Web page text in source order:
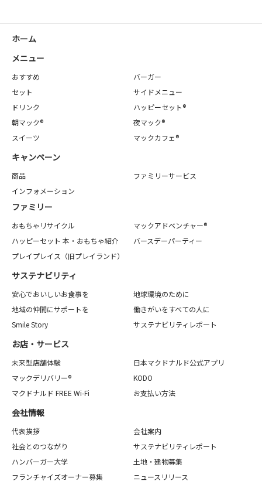
ホーム
メニュー
おすすめ
バーガー
セット
サイドメニュー
ドリンク
ハッピーセット®
朝マック®
夜マック®
スイーツ
マックカフェ®
キャンペーン
商品
ファミリーサービス
インフォメーション
ファミリー
おもちゃリサイクル
マックアドベンチャー®
ハッピーセット 本・おもちゃ紹介
バースデーパーティー
プレイプレイス（旧プレイランド）
サステナビリティ
安心でおいしいお食事を
地球環境のために
地域の仲間にサポートを
働きがいをすべての人に
Smile Story
サステナビリティレポート
お店・サービス
未来型店舗体験
日本マクドナルド公式アプリ
マックデリバリー®
KODO
マクドナルド FREE Wi-Fi
お支払い方法
会社情報
代表挨拶
会社案内
社会とのつながり
サステナビリティレポート
ハンバーガー大学
土地・建物募集
フランチャイズオーナー募集
ニュースリリース